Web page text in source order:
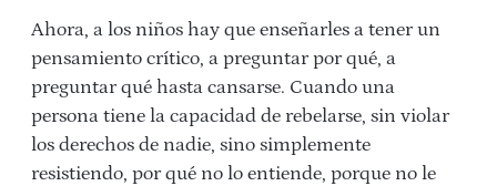
Ahora, a los niños hay que enseñarles a tener un
pensamiento crítico, a preguntar por qué, a
preguntar qué hasta cansarse. Cuando una
persona tiene la capacidad de rebelarse, sin violar
los derechos de nadie, sino simplemente
resistiendo, por qué no lo entiende, porque no le